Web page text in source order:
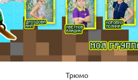
Трюмо